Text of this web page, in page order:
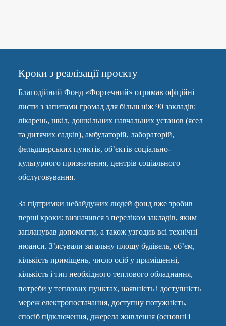
Кроки з реалізації проєкту
Благодійний Фонд «Фортечний» отримав офіційні
листи з запитами громад для більш ніж 90 закладів:
лікарень, шкіл, дошкільних навчальних установ (ясел
та дитячих садків), амбулаторій, лабораторій,
фельдшерських пунктів, об’єктів соціально-
культурного призначення, центрів соціального
обслуговування.
За підтримки небайдужих людей фонд вже зробив
перші кроки: визначився з переліком закладів, яким
запланував допомогти, а також узгодив всі технічні
нюанси. З’ясували загальну площу будівель, об’єм,
кількість приміщень, число осіб у приміщенні,
кількість і тип необхідного теплового обладнання,
потреби у теплових пунктах, наявність і доступність
мереж електропостачання, доступну потужність,
спосіб підключення, джерела живлення (основні і